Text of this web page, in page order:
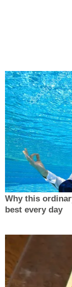
Why this
best every day